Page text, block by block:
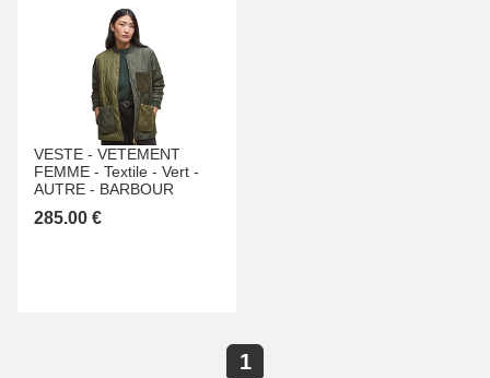
VESTE - VETEMENT
FEMME - Textile - Vert -
AUTRE - BARBOUR
285.00 €
1